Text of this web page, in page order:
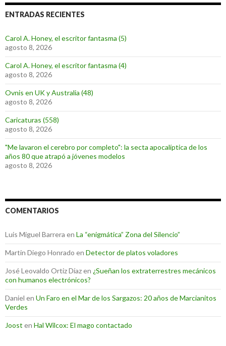
ENTRADAS RECIENTES
Carol A. Honey, el escritor fantasma (5)
agosto 8, 2026
Carol A. Honey, el escritor fantasma (4)
agosto 8, 2026
Ovnis en UK y Australia (48)
agosto 8, 2026
Caricaturas (558)
agosto 8, 2026
"Me lavaron el cerebro por completo": la secta apocalíptica de los
años 80 que atrapó a jóvenes modelos
agosto 8, 2026
COMENTARIOS
Luis Miguel Barrera en La “enigmática” Zona del Silencio”
Martin Diego Honrado en Detector de platos voladores
José Leovaldo Ortiz Díazen ¿Sueñan los extraterrestres mecánicos
con humanos electrónicos?
Daniel en Un Faro en el Mar de los Sargazos: 20 años de Marcianitos
Verdes
Joost en Hal Wilcox: El mago contactado